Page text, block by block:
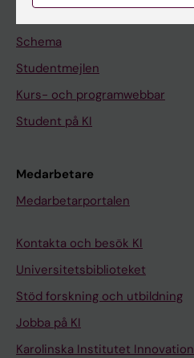
Schema
Studentmejlen
Kurs- och programwebbar
Student på KI
Medarbetare
Medarbetarportalen
Kontakta och besök KI
Universitetsbiblioteket
Stöd forskning och utbildning
Jobba på KI
Karolinska Institutet Innovation